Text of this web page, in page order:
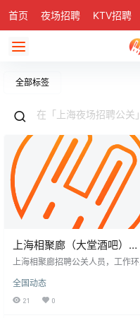
首页 夜场招聘 KTV招聘
全部标签
上海相聚廊（大堂酒吧）招
聘公关-翻台率高生意稳定
上海相聚廊招聘公关人员，工作环
华地段，氛围独特，服务优质，吸
引大量顾客，为员工提供良好平
全国动态
21 0